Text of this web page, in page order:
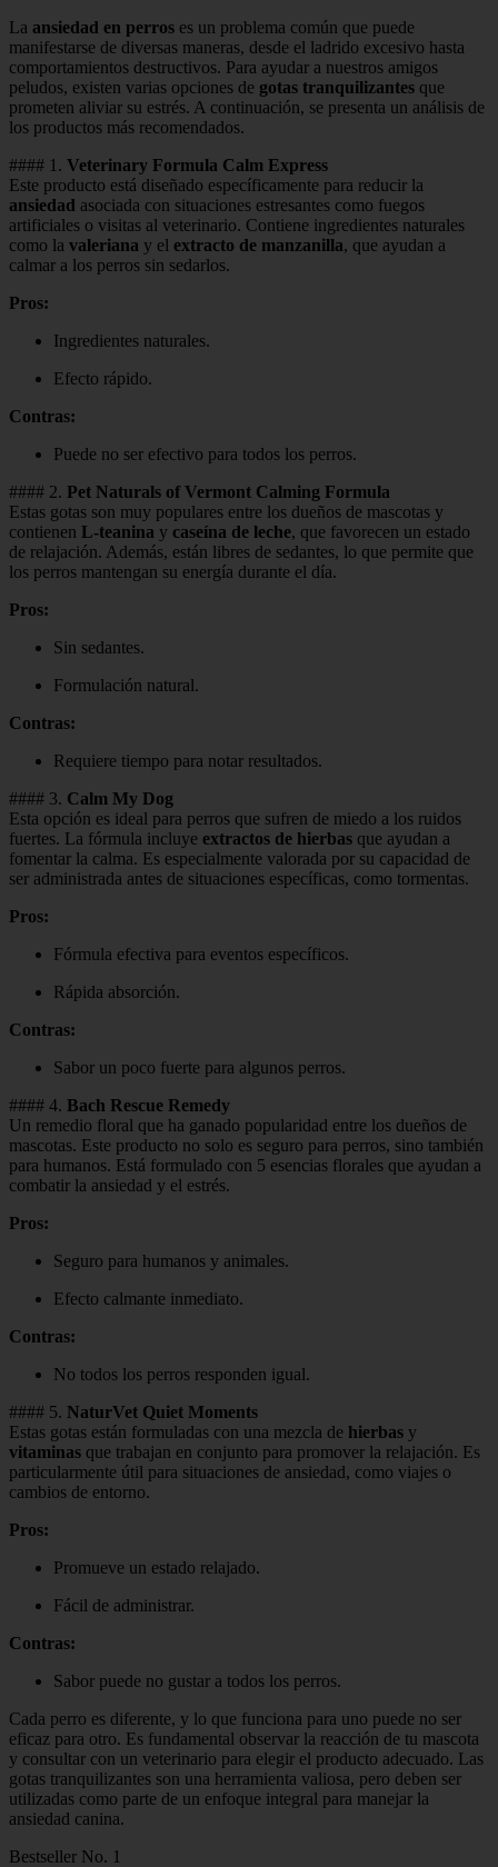
La ansiedad en perros es un problema común que puede
manifestarse de diversas maneras, desde el ladrido excesivo hasta
comportamientos destructivos. Para ayudar a nuestros amigos
peludos, existen varias opciones de gotas tranquilizantes que
prometen aliviar su estrés. A continuación, se presenta un análisis de
los productos más recomendados.
#### 1. Veterinary Formula Calm Express
Este producto está diseñado específicamente para reducir la
ansiedad asociada con situaciones estresantes como fuegos
artificiales o visitas al veterinario. Contiene ingredientes naturales
como la valeriana y el extracto de manzanilla, que ayudan a
calmar a los perros sin sedarlos.
Pros:
Ingredientes naturales.
Efecto rápido.
Contras:
Puede no ser efectivo para todos los perros.
#### 2. Pet Naturals of Vermont Calming Formula
Estas gotas son muy populares entre los dueños de mascotas y
contienen L-teanina y caseína de leche, que favorecen un estado
de relajación. Además, están libres de sedantes, lo que permite que
los perros mantengan su energía durante el día.
Pros:
Sin sedantes.
Formulación natural.
Contras:
Requiere tiempo para notar resultados.
#### 3. Calm My Dog
Esta opción es ideal para perros que sufren de miedo a los ruidos
fuertes. La fórmula incluye extractos de hierbas que ayudan a
fomentar la calma. Es especialmente valorada por su capacidad de
ser administrada antes de situaciones específicas, como tormentas.
Pros:
Fórmula efectiva para eventos específicos.
Rápida absorción.
Contras:
Sabor un poco fuerte para algunos perros.
#### 4. Bach Rescue Remedy
Un remedio floral que ha ganado popularidad entre los dueños de
mascotas. Este producto no solo es seguro para perros, sino también
para humanos. Está formulado con 5 esencias florales que ayudan a
combatir la ansiedad y el estrés.
Pros:
Seguro para humanos y animales.
Efecto calmante inmediato.
Contras:
No todos los perros responden igual.
#### 5. NaturVet Quiet Moments
Estas gotas están formuladas con una mezcla de hierbas y
vitaminas que trabajan en conjunto para promover la relajación. Es
particularmente útil para situaciones de ansiedad, como viajes o
cambios de entorno.
Pros:
Promueve un estado relajado.
Fácil de administrar.
Contras:
Sabor puede no gustar a todos los perros.
Cada perro es diferente, y lo que funciona para uno puede no ser
eficaz para otro. Es fundamental observar la reacción de tu mascota
y consultar con un veterinario para elegir el producto adecuado. Las
gotas tranquilizantes son una herramienta valiosa, pero deben ser
utilizadas como parte de un enfoque integral para manejar la
ansiedad canina.
Bestseller No. 1